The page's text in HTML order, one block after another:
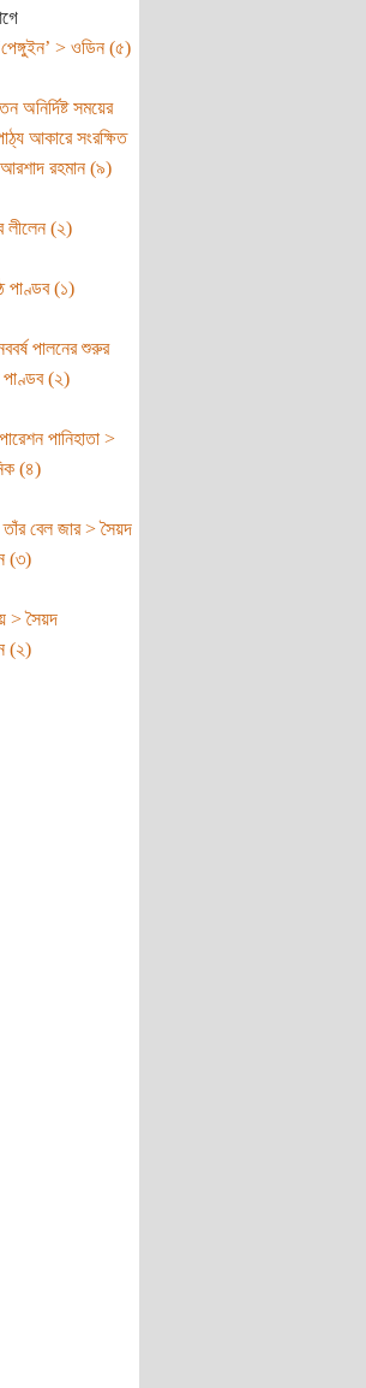
> ওডিন (৫)
অনির্দিষ্ট সময়ের
আকারে সংরক্ষিত
রহমান (৯)
লীলেন (২)
পাণ্ডব (১)
পালনের শুরুর
পাণ্ডব (২)
পানিহাতা >
(৪)
তাঁর বেল জার > সৈয়দ
(৩)
> সৈয়দ
(২)